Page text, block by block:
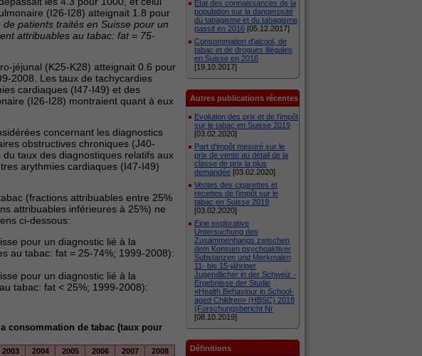
(I26-I28) atteignait 1.8 pour
patients traités en Suisse pour un
attribuables au tabac: fat = 75-
jéjunal (K25-K28) atteignait 0.6 pour
2008. Les taux de tachycardies
cardiaques (I47-I49) et des
(I26-I28) montraient quant à eux
concernant les diagnostics
obstructives chroniques (J40-
taux des diagnostiques relatifs aux
arythmies cardiaques (I47-I49)
(fractions attribuables entre 25%
attribuables inférieures à 25%) ne
ci-dessous:
pour un diagnostic lié à la
au tabac: fat = 25-74%; 1999-2008):
pour un diagnostic lié à la
tabac: fat < 25%; 1999-2008):
consommation de tabac (taux pour
2003 2004 2005 2006 2007
2008
Etat des connaissances de la
population sur la dangerosité
du tabagisme et du tabagisme
passif en 2016 [05.12.2017]
Consommation d'alcool, de
tabac et de drogues illégales
en Suisse en 2016
[19.10.2017]
Autres publications récentes
Evolution des prix et de l'impôt
sur le tabac en Suisse 2019
[03.02.2020]
Part d'impôt mesuré sur le
prix de vente au détail de la
classe de prix la plus
demandée [03.02.2020]
Ventes des cigarettes et
recettes de l'impôt sur le
tabac en Suisse 2019
[03.02.2020]
Eine explorative
Untersuchung des
Zusammenhangs zwischen
dem Konsum psychoaktiver
Substanzen und Merkmalen
11- bis 15-jähriger
Jugendlicher in der Schweiz -
Ergebnisse der Studie
«Health Behaviour in School-
aged Children» (HBSC) 2018
(Forschungsbericht Nr
[08.10.2019]
Définitions